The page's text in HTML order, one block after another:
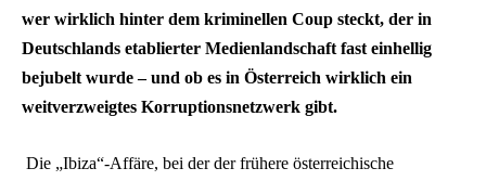
wer wirklich hinter dem kriminellen Coup steckt, der in
Deutschlands etablierter Medienlandschaft fast einhellig
bejubelt wurde – und ob es in Österreich wirklich ein
weitverzweigtes Korruptionsnetzwerk gibt.
Die „Ibiza“-Affäre, bei der der frühere österreichische